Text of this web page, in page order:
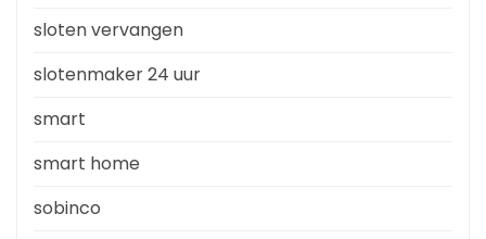
sloten vervangen
slotenmaker 24 uur
smart
smart home
sobinco